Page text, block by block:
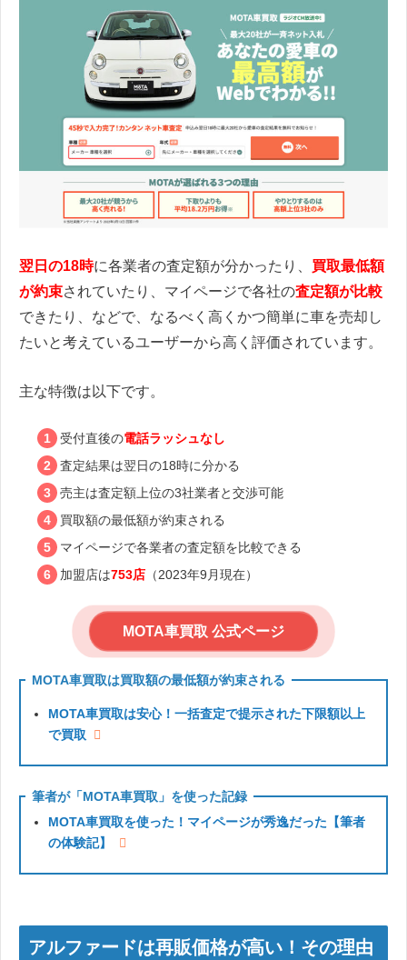
翌日の18時に各業者の査定額が分かったり、 買取最低額
が約束されていたり、マイページで各社の査定額が比較
できたり、などで、なるべく高くかつ簡単に車を売却し
たいと考えているユーザーから高く評価されています。
主な特徴は以下です。
受付直後の電話ラッシュなし
査定結果は翌日の18時に分かる
売主は査定額上位の3社業者と交渉可能
買取額の最低額が約束される
マイページで各業者の査定額を比較できる
加盟店は753店 （2023年9月現在）
MOTA車買取 公式ページ
MOTA車買取は買取額の最低額が約束される
MOTA車買取は安心！一括査定で提示された下限額以上
で買取
筆者が「MOTA車買取」を使った記録
MOTA車買取を使った！マイページが秀逸だった【筆者
の体験記】
アルファードは再販価格が高い！その理由